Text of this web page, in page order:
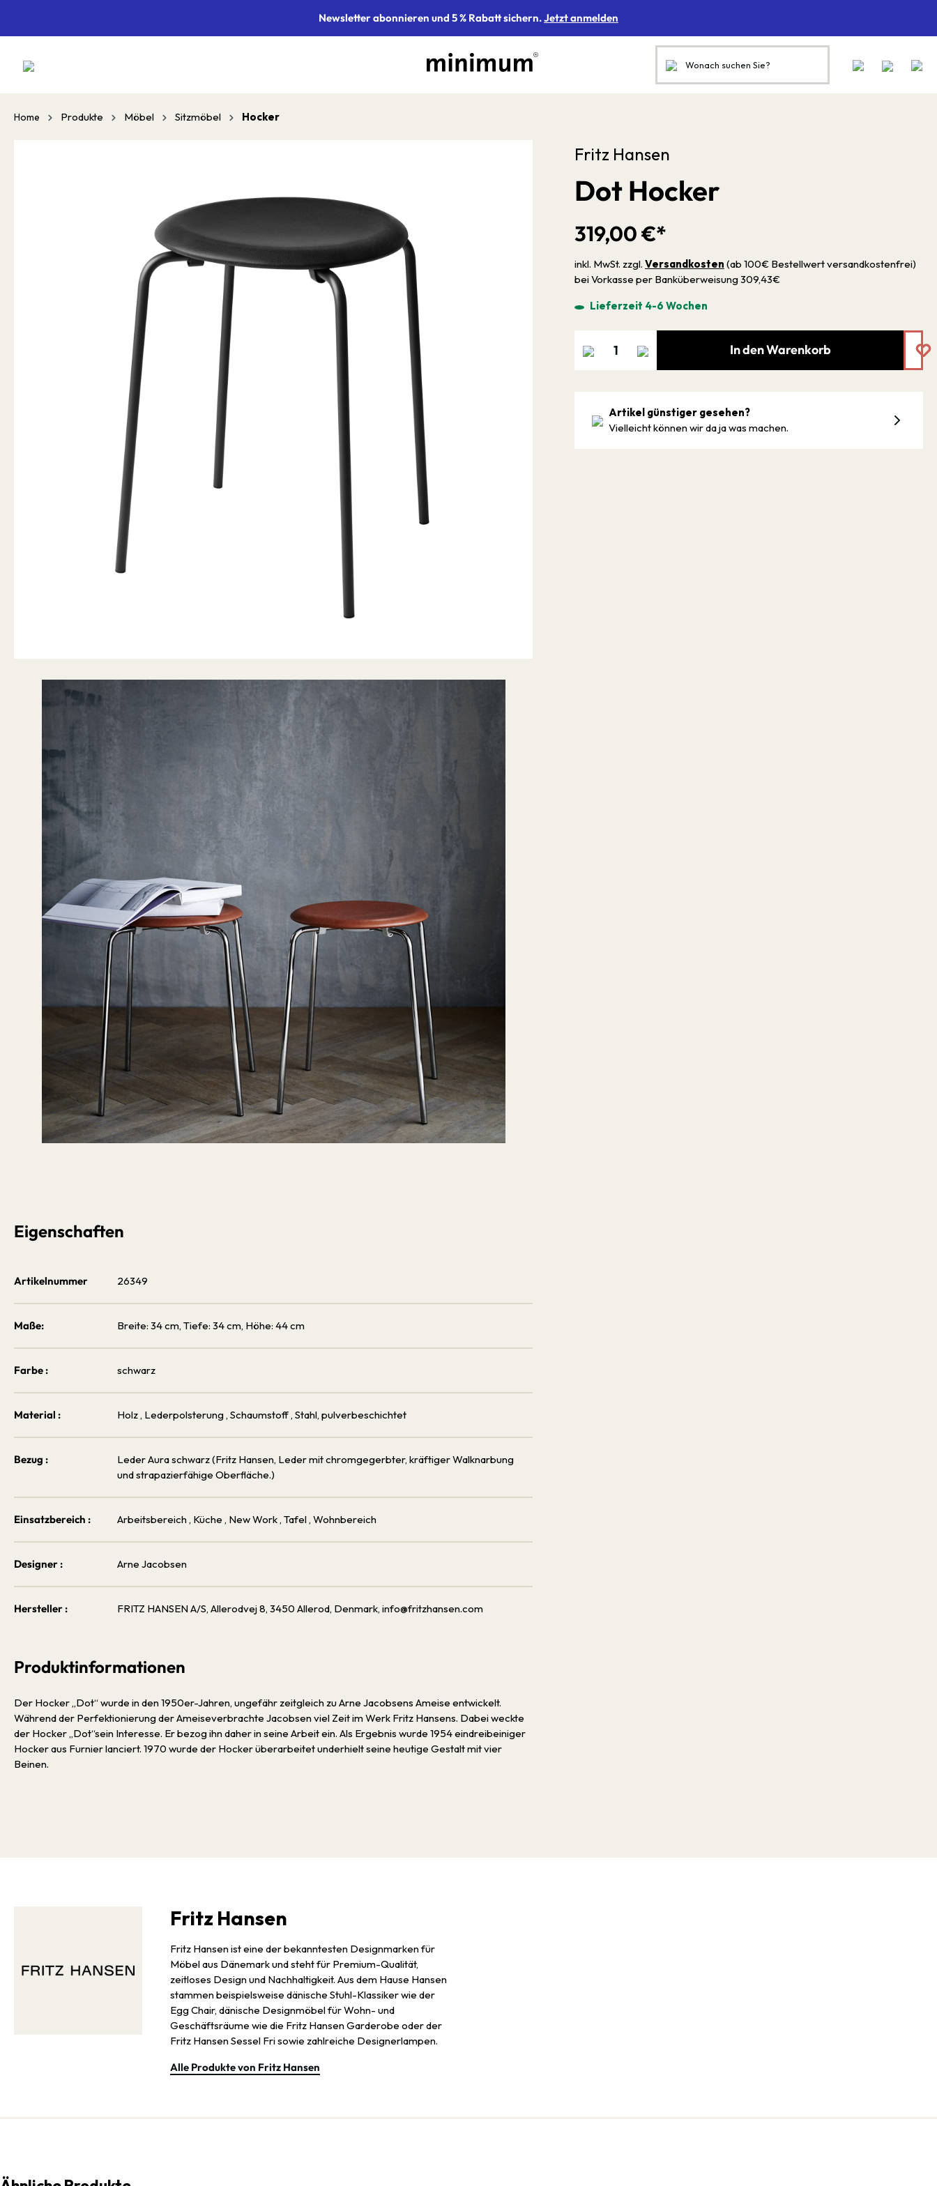
Newsletter abonnieren und 5 % Rabatt sichern.Jetzt anmelden
Home Produkte Möbel Sitzmöbel Hocker
Eigenschaften
Artikelnummer 26349
Maße: Breite: 34 cm, Tiefe: 34 cm, Höhe: 44 cm
Farbe : schwarz
Material : Holz, Lederpolsterung , Schaumstoff, Stahl, pulverbeschichtet
Bezug :
Leder Aura schwarz (Fritz Hansen, Leder mit chromgegerbter, kräftiger Walknarbung
und strapazierfähige Oberfläche.)
Einsatzbereich : Arbeitsbereich , Küche , New Work, Tafel, Wohnbereich
Designer : Arne Jacobsen
Hersteller : FRITZ HANSEN A/S, Allerodvej 8, 3450 Allerod, Denmark, info@fritzhansen.com
Produktinformationen
Der Hocker „Dot“ wurde in den 1950er-Jahren, ungefähr zeitgleich zu Arne Jacobsens Ameise entwickelt.
Während der Perfektionierung der Ameiseverbrachte Jacobsen viel Zeit im Werk Fritz Hansens. Dabei weckte
der Hocker „Dot“sein Interesse. Er bezog ihn daher in seine Arbeit ein. Als Ergebnis wurde 1954 eindreibeiniger
Hocker aus Furnier lanciert. 1970 wurde der Hocker überarbeitet underhielt seine heutige Gestalt mit vier
Beinen.
Fritz Hansen
Dot Hocker
319,00 €*
inkl. MwSt. zzgl. Versandkosten (ab 100€ Bestellwert versandkostenfrei)
bei Vorkasse per Banküberweisung 309,43€
Lieferzeit 4-6 Wochen
In den Warenkorb
Artikel günstiger gesehen?
Vielleicht können wir da ja was machen.
Fritz Hansen
Fritz Hansen ist eine der bekanntesten Designmarken für
Möbel aus Dänemark und steht für Premium-Qualität,
zeitloses Design und Nachhaltigkeit. Aus dem Hause Hansen
stammen beispielsweise dänische Stuhl-Klassiker wie der
Egg Chair, dänische Designmöbel für Wohn- und
Geschäftsräume wie die Fritz Hansen Garderobe oder der
Fritz Hansen Sessel Fri sowie zahlreiche Designerlampen.
Alle Produkte von Fritz Hansen